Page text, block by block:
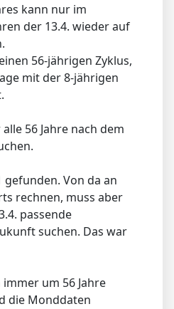
kann nur im
der 13.4. wieder auf
56-jährigen Zyklus,
mit der 8-jährigen
56 Jahre nach dem
gefunden. Von da an
rechnen, muss aber
passende
suchen. Das war
um 56 Jahre
die Monddaten